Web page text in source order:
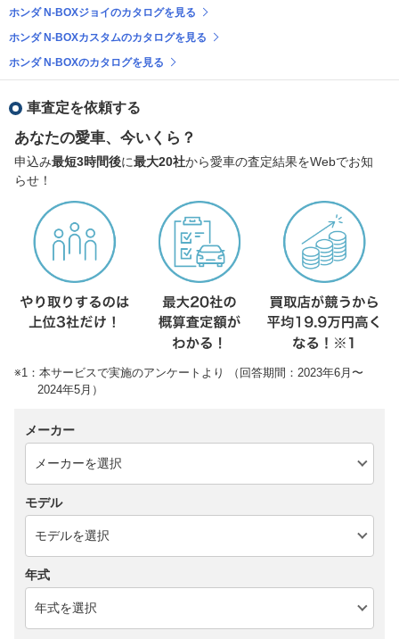
ホンダ N-BOXジョイのカタログを見る
ホンダ N-BOXカスタムのカタログを見る
ホンダ N-BOXのカタログを見る
車査定を依頼する
あなたの愛車、今いくら？
申込み最短3時間後に最大20社から愛車の査定結果をWebでお知
らせ！
※1：本サービスで実施のアンケートより （回答期間：2023年6月〜
2024年5月）
メーカー
モデル
年式